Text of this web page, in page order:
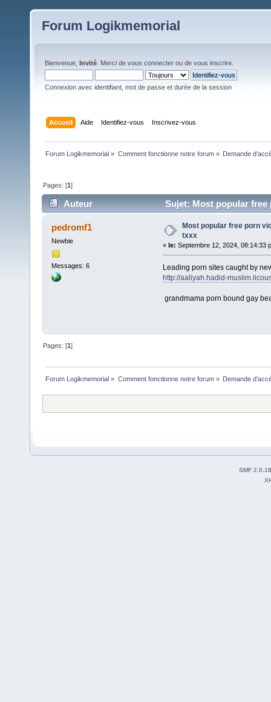
Forum Logikmemorial
Bienvenue, Invité . Merci de vous connecter ou de vous inscrire
Connexion avec identifiant, mot de passe et durée de la session
Accueil Aide Identifiez-vous Inscrivez-vous
Forum Logikmemorial » Comment fonctionne notre forum» Demande
Pages: [1]
Auteur Sujet: Most popular
pedromf1
Newbie
Messages: 6
Most popular free porn
txxx
« le: Septembre 12, 2024, 08:14:33
Leading porn sites caught by
http://aaliyah.hadid-
grandmama porn bound gay
Pages: [1]
Forum Logikmemorial » Comment fonctionne notre forum» Demande
SMF 2.0.18